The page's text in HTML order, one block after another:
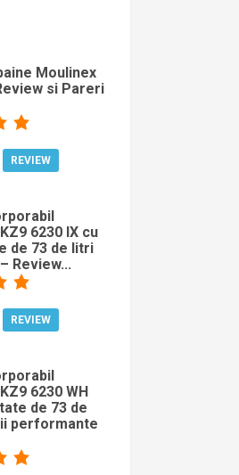
Moulinex
si Pareri
REVIEW
6230 IX cu
de 73 de litri
Review...
REVIEW
6230 WH
de 73 de
performante